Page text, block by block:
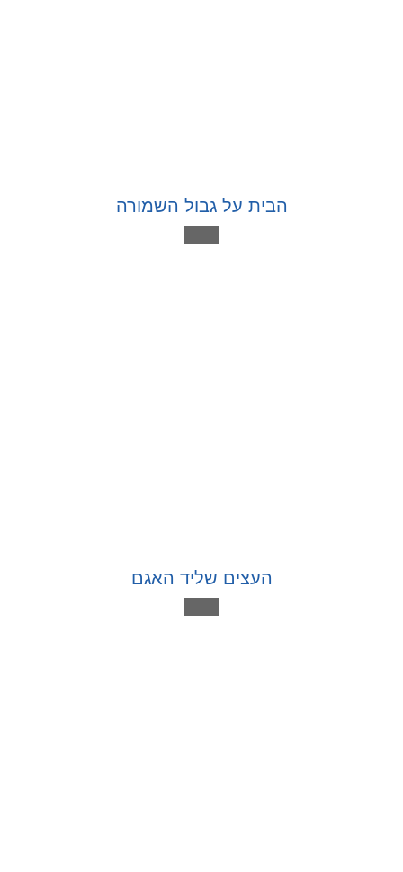
הבית על גבול השמורה
העצים שליד האגם